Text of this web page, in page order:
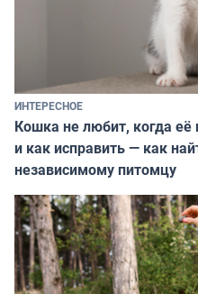
ИНТЕРЕСНОЕ
Кошка не любит, когда её
и как исправить — как
независимому питомцу